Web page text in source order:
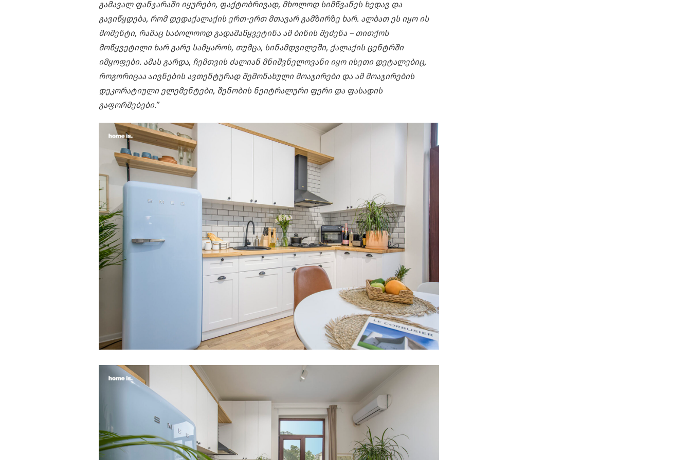
გამავალ ფანჯარაში იყურები, ფაქტობრივად, მხოლოდ სიმწვანეს ხედავ და
გავიწყდება, რომ დედაქალაქის ერთ-ერთ მთავარ გამზირზე ხარ. ალბათ ეს იყო ის
მომენტი, რამაც საბოლოოდ გადამაწყვეტინა ამ ბინის შეძენა – თითქოს
მოწყვეტილი ხარ გარე სამყაროს, თუმცა, სინამდვილეში, ქალაქის ცენტრში
იმყოფები. ამას გარდა, ჩემთვის ძალიან მნიშვნელოვანი იყო ისეთი დეტალებიც,
როგორიცაა აივნების ავთენტურად შემონახული მოაჯირები და ამ მოაჯირების
დეკორატიული ელემენტები, შენობის ნეიტრალური ფერი და ფასადის
გაფორმებები.”